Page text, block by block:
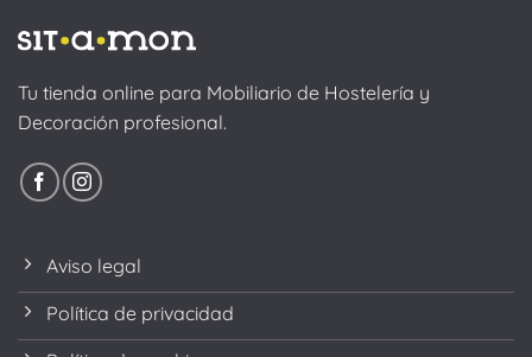
Tu tienda online para Mobiliario de Hostelería y
Decoración profesional.
Aviso legal
Política de privacidad